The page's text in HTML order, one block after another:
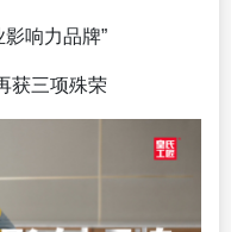
影响力品牌”
获三项殊荣